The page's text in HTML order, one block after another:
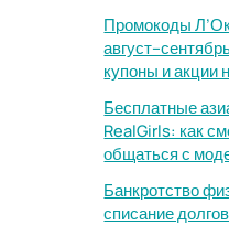
Промокоды
купоны и акции
Бесплатные
RealGirls: как
общаться с
Банкротство
списание